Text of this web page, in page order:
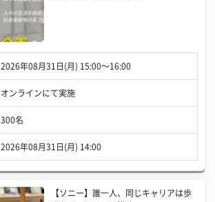
2026年08月31日(月) 15:00〜16:00
オンラインにて実施
300名
2026年08月31日(月) 14:00
【ソニー】誰一人、同じキャリアは歩